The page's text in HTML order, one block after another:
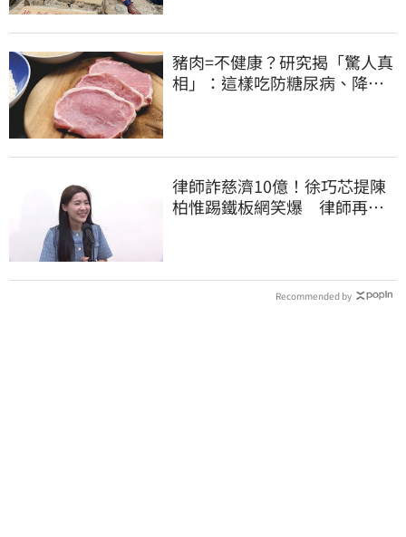
豬肉=不健康？研究揭「驚人真
相」：這樣吃防糖尿病、降膽
律師詐慈濟10億！徐巧芯提陳
柏惟踢鐵板網笑爆 律師再曬1
Recommended by